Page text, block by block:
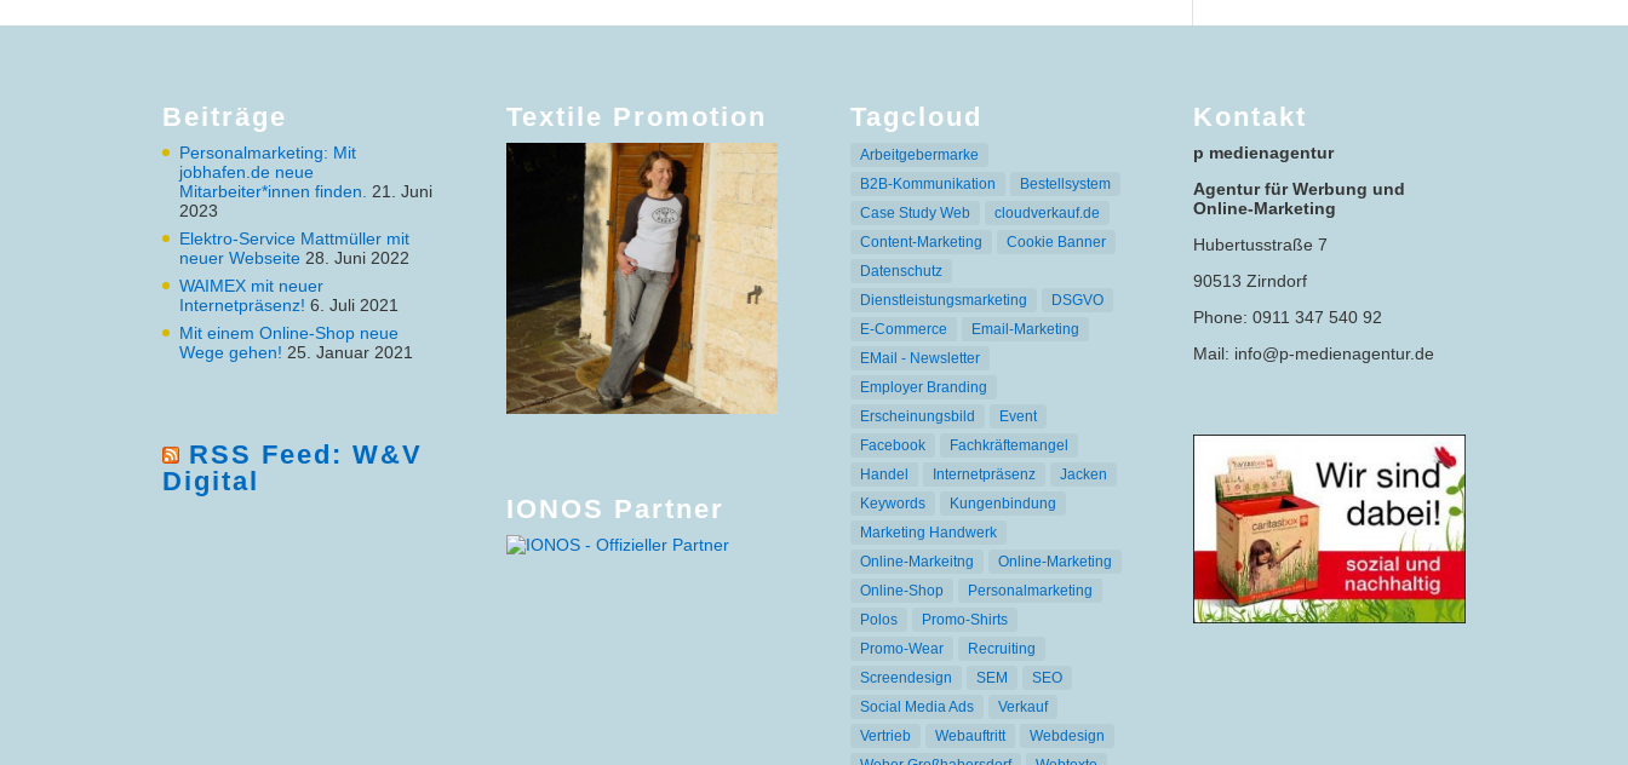
Beiträge
Personalmarketing: Mit
jobhafen.de neue
Mitarbeiter*innen finden.
21. Juni
2023
Elektro-Service Mattmüller mit
neuer Webseite 28. Juni 2022
WAIMEX mit neuer
Internetpräsenz! 6. Juli 2021
Mit einem Online-Shop neue
Wege gehen! 25. Januar 2021
RSS Feed: W&V
Digital
Textile Promotion
IONOS Partner
Tagcloud
Arbeitgebermarke
B2B-Kommunikation
Bestellsystem
Case Study Web
cloudverkauf.de
Content-Marketing
Cookie Banner
Datenschutz
Dienstleistungsmarketing
DSGVO
E-Commerce
Email-Marketing
EMail - Newsletter
Employer Branding
Erscheinungsbild
Event
Facebook
Fachkräftemangel
Handel
Internetpräsenz
Jacken
Keywords
Kungenbindung
Marketing Handwerk
Online-Markeitng
Online-Marketing
Online-Shop
Personalmarketing
Polos
Promo-Shirts
Promo-Wear
Recruiting
Screendesign
SEM
SEO
Social Media Ads
Verkauf
Vertrieb
Webauftritt
Webdesign
Kontakt
p medienagentur
Agentur für Werbung und
Online-Marketing
Hubertusstraße 7
90513 Zirndorf
Phone: 0911 347 540 92
Mail: info@p-medienagentur.de